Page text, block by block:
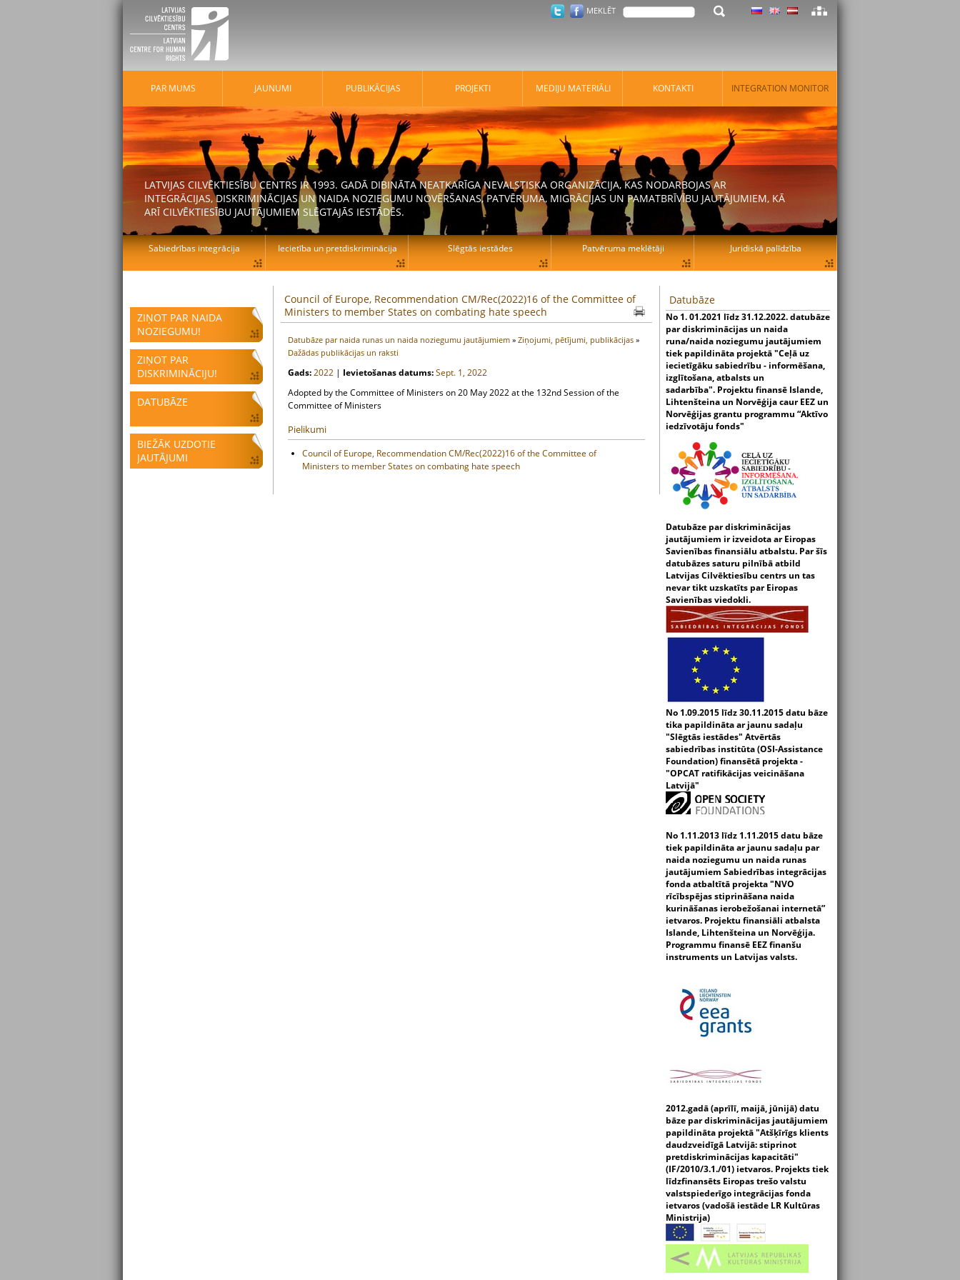
ZIŅOT PAR NAIDA
NOZIEGUMU!
ZIŅOT PAR
DISKRIMINĀCIJU!
DATUBĀZE
BIEŽĀK UZDOTIE
JAUTĀJUMI
Council of Europe, Recommendation CM/Rec(2022)16 of the Committee of
Ministers to member States on combating hate speech
Datubāze par naida runas un naida noziegumu jautājumiem » Ziņojumi, pētījumi, publikācijas »
Dažādas publikācijas un raksti
Gads:2022 | Ievietošanas datums:Sept. 1, 2022
Adopted by the Committee of Ministers on 20 May 2022 at the 132nd Session of the
Committee of Ministers
Pielikumi
Council of Europe, Recommendation CM/Rec(2022)16 of the Committee of
Ministers to member States on combating hate speech
Datubāze
No 1. 01.2021 līdz 31.12.2022. datubāze
par diskriminācijas un naida
runa/naida noziegumu jautājumiem
tiek papildināta projektā "Ceļā uz
iecietīgāku sabiedrību - informēšana,
izglītošana, atbalsts un
sadarbība". Projektu finansē Islande,
Lihtenšteina un Norvēģija caur EEZ un
Norvēģijas grantu programmu “Aktīvo
iedzīvotāju fonds"
Datubāze par diskriminācijas
jautājumiem ir izveidota ar Eiropas
Savienības finansiālu atbalstu. Par šīs
datubāzes saturu pilnībā atbild
Latvijas Cilvēktiesību centrs un tas
nevar tikt uzskatīts par Eiropas
Savienības viedokli.
No 1.09.2015 līdz 30.11.2015 datu bāze
tika papildināta ar jaunu sadaļu
"Slēgtās iestādes" Atvērtās
sabiedrības institūta (OSI-Assistance
Foundation) finansētā projekta -
"OPCAT ratifikācijas veicināšana
Latvijā"
No 1.11.2013 līdz 1.11.2015 datu bāze
tiek papildināta ar jaunu sadaļu par
naida noziegumu un naida runas
jautājumiem Sabiedrības integrācijas
fonda atbaltītā projekta "NVO
rīcībspējas stiprināšana naida
kurināšanas ierobežošanai internetā”
ietvaros. Projektu finansiāli atbalsta
Islande, Lihtenšteina un Norvēģija.
Programmu finansē EEZ finanšu
instruments un Latvijas valsts.
2012.gadā (aprīlī, maijā, jūnijā) datu
bāze par diskriminācijas jautājumiem
papildināta projektā "Atšķīrīgs klients
daudzveidīgā Latvijā: stiprinot
pretdiskriminācijas kapacitāti"
(IF/2010/3.1./01) ietvaros. Projekts tiek
līdzfinansēts Eiropas trešo valstu
valstspiederīgo integrācijas fonda
ietvaros (vadošā iestāde LR Kultūras
Ministrija)
MEKLĒT
PAR MUMS JAUNUMI PUBLIKĀCIJAS PROJEKTI MEDIJU MATERIĀLI KONTAKTI INTEGRATION MONITOR
LATVIJAS CILVĒKTIESĪBU CENTRS IR 1993. GADĀ DIBINĀTA NEATKARĪGA NEVALSTISKA ORGANIZĀCIJA, KAS NODARBOJAS AR
INTEGRĀCIJAS, DISKRIMINĀCIJAS UN NAIDA NOZIEGUMU NOVĒRŠANAS, PATVĒRUMA, MIGRĀCIJAS UN PAMATBRĪVĪBU JAUTĀJUMIEM, KĀ
ARĪ CILVĒKTIESĪBU JAUTĀJUMIEM SLĒGTAJĀS IESTĀDĒS.
Sabiedrības integrācija Iecietība un pretdiskriminācija Slēgtās iestādes Patvēruma meklētāji Juridiskā palīdzība